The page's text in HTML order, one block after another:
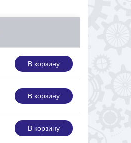
В корзину
В корзину
В корзину